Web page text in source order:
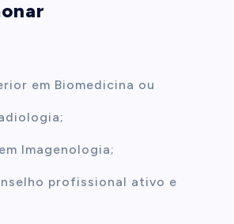
em Biomedicina ou
Imagenologia;
profissional ativo e